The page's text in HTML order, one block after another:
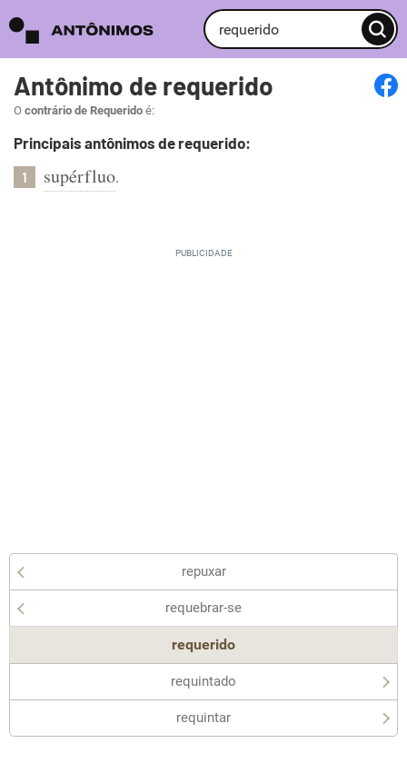
Antônimo de requerido
O contrário de Requerido é:
Principais antônimos de requerido:
1 supérfluo.
repuxar
requebrar-se
requerido
requintado
requintar